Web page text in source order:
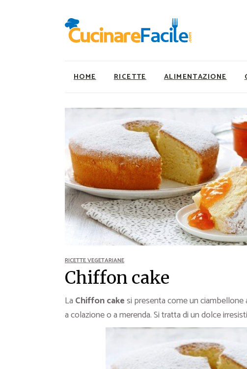
HOME RICETTE
Ricette Facili e Veloci
Ricette Primi Piatti
Ricette Antipasti
Ricette Dolci
Ricette Carne
Ricette Secondi
Ricette Pizze e Rustici
Ricette Contorni
Ricette Piatti unici
Video Ricette
Ricette per Ingrediente
ALIMENTAZIONE
Utility
Super Alimenti
Nutrizionista a tavola
Ricette Vegetariane
Ricette Vegane
Rumors
RICETTE VEGETARIANE
Chiffon cake
La Chiffon cakesi presenta come un
a colazione o a merenda. Si tratta di un dolce